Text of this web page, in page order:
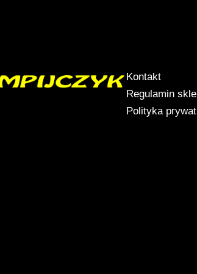
Kontakt
Regulamin
Polityka